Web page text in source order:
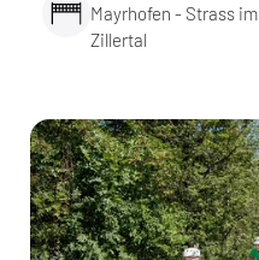
Mayrhofen - Strass im
Zillertal